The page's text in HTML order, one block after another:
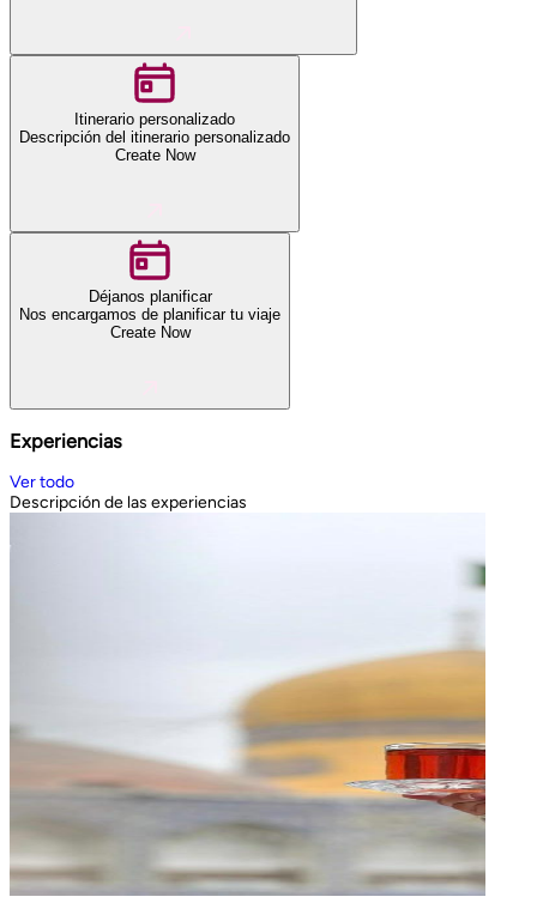
Itinerario personalizado
Descripción del itinerario personalizado
Create Now
Déjanos planificar
Nos encargamos de planificar tu viaje
Create Now
Experiencias
Ver todo
Descripción de las experiencias